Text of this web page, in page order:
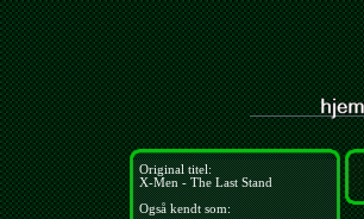
Original titel:
X-Men - The Last Stand
Også kendt som: